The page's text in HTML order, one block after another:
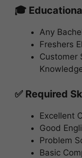
🎓
Any
Freshers
✅ Required
Excellent
Good
Problem
Basic